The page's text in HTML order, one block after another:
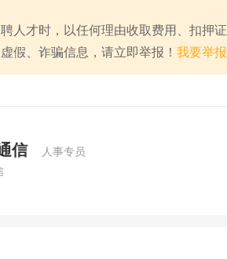
人才时，以任何理由收取费用、扣押
假、诈骗信息，请立即举报！ 我要举报
信
人事专员